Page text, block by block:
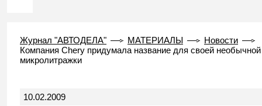
Журнал "АВТОДЕЛА" МАТЕРИАЛЫ
Новости
Компания Chery придумала название для своей необычной
микролитражки
10.02.2009